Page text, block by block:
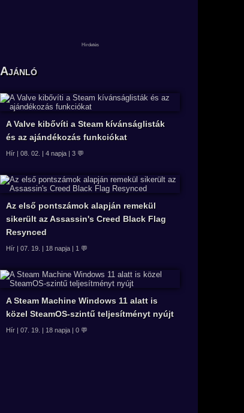
Ajánló
A Valve kibővíti a Steam kívánságlisták
és az ajándékozás funkciókat
Hír | 08. 02. | 4 napja | 3 💬
Az első pontszámok alapján remekül
sikerült az Assassin's Creed Black Flag
Resynced
Hír | 07. 19. | 18 napja | 1 💬
A Steam Machine Windows 11 alatt is
közel SteamOS-szintű teljesítményt nyújt
Hír | 07. 19. | 18 napja | 0 💬